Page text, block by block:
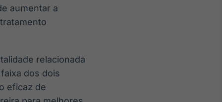
aumentar a
relacionada
dos dois
eficaz de